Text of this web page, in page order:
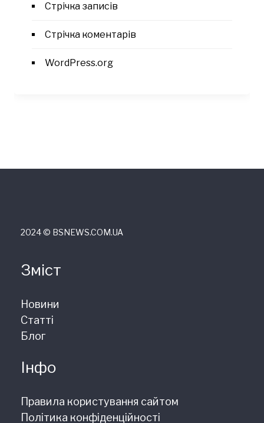
Стрічка записів
Стрічка коментарів
WordPress.org
2024 © ВSNEWS.COM.UA
Зміст
Новини
Статті
Блог
Інфо
Правила користування сайтом
Політика конфіденційності